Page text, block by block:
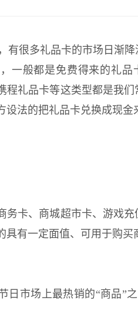
很多礼品卡的市场日渐
一般都是免费得来的礼
程礼品卡等这类型都是我
设法的把礼品卡兑换成现金
卡、商城超市卡、游戏充
有一定面值、可用于购买
市场上最热销的“商品”之